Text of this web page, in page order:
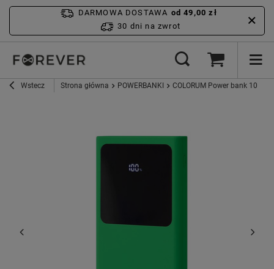
DARMOWA DOSTAWA od 49,00 zł
30 dni na zwrot
Wstecz Strona główna POWERBANKI COLORUM Power bank 10